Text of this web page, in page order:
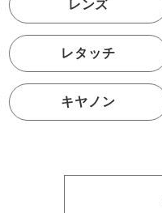
レンズ
レタッチ
キヤノン